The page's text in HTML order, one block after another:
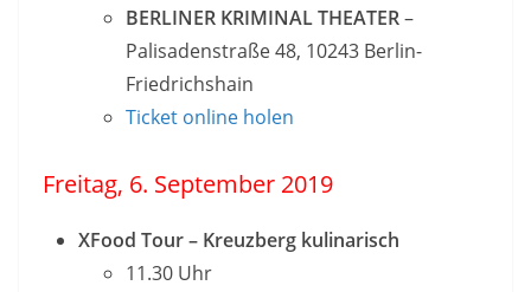
BERLINER KRIMINAL THEATER–
Palisadenstraße 48, 10243 Berlin-
Friedrichshain
Ticket online holen
Freitag, 6. September 2019
XFood Tour – Kreuzberg kulinarisch
11.30 Uhr